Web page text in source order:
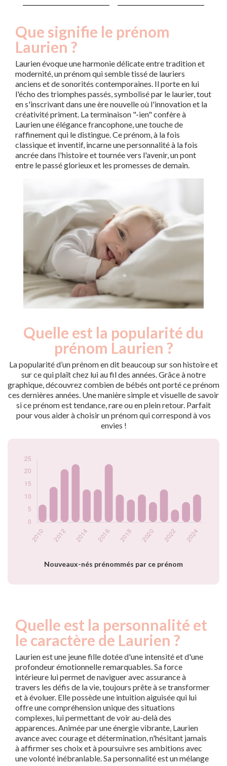
Que signifie le prénom
Laurien ?
Laurien évoque une harmonie délicate entre tradition et
modernité, un prénom qui semble tissé de lauriers
anciens et de sonorités contemporaines. Il porte en lui
l'écho des triomphes passés, symbolisé par le laurier, tout
en s'inscrivant dans une ère nouvelle où l'innovation et la
créativité priment. La terminaison "-ien" confère à
Laurien une élégance francophone, une touche de
raffinement qui le distingue. Ce prénom, à la fois
classique et inventif, incarne une personnalité à la fois
ancrée dans l'histoire et tournée vers l'avenir, un pont
entre le passé glorieux et les promesses de demain.
Quelle est la popularité du
prénom Laurien ?
La popularité d’un prénom en dit beaucoup sur son histoire et
sur ce qui plaît chez lui au fil des années. Grâce à notre
graphique, découvrez combien de bébés ont porté ce prénom
ces dernières années. Une manière simple et visuelle de savoir
si ce prénom est tendance, rare ou en plein retour. Parfait
pour vous aider à choisir un prénom qui correspond à vos
envies !
Nouveaux-nés prénommés par ce prénom
Popularité du
Année
Nouveaux-
nés
2010
7
2011
14
2012
21
2013
23
2014
13
2015
13
2019
2020
2021
2022
11
Quelle est la personnalité et
le caractère de Laurien ?
Laurien est une jeune fille dotée d'une intensité et d'une
profondeur émotionnelle remarquables. Sa force
intérieure lui permet de naviguer avec assurance à
travers les défis de la vie, toujours prête à se transformer
et à évoluer. Elle possède une intuition aiguisée qui lui
offre une compréhension unique des situations
complexes, lui permettant de voir au-delà des
apparences. Animée par une énergie vibrante, Laurien
avance avec courage et détermination, n'hésitant jamais
à affirmer ses choix et à poursuivre ses ambitions avec
une volonté inébranlable. Sa personnalité est un mélange